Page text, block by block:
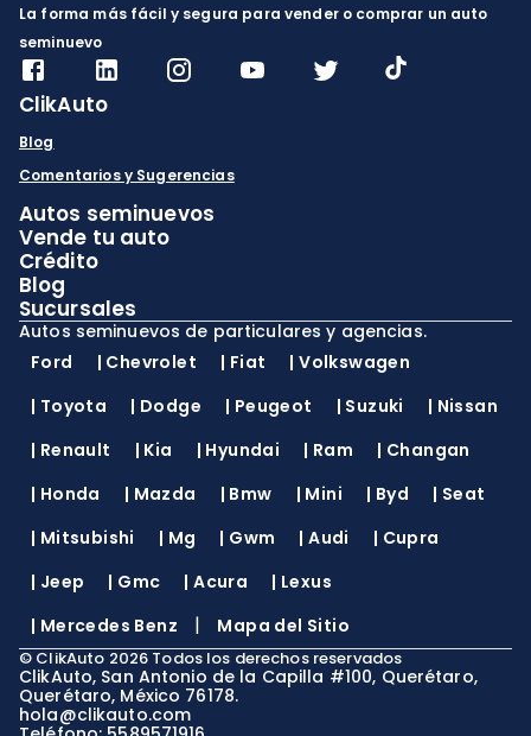
La forma más fácil y segura para vender o comprar un auto
seminuevo
ClikAuto
Blog
Comentarios y Sugerencias
Autos seminuevos
Vende tu auto
Crédito
Blog
Sucursales
Autos seminuevos de particulares y agencias.
Ford
| Chevrolet | Fiat |Volkswagen
| Toyota | Dodge | Peugeot | Suzuki | Nissan
| Renault | Kia | Hyundai | Ram | Changan
| Honda | Mazda | Bmw | Mini | Byd | Seat
| Mitsubishi | Mg | Gwm |Audi | Cupra
| Jeep | Gmc |Acura | Lexus
| Mercedes Benz | Mapa del Sitio
© ClikAuto 2026 Todos los derechos reservados
ClikAuto, San Antonio de la Capilla #100, Querétaro,
Querétaro, México 76178.
hola@clikauto.com